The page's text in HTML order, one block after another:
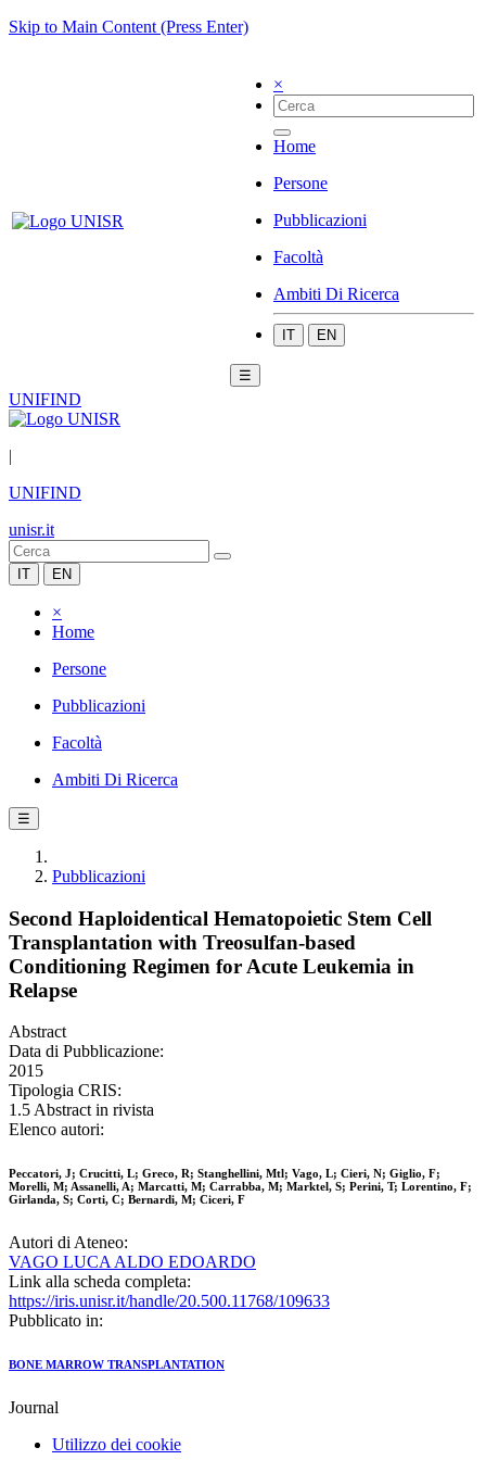
Skip to Main Content (Press Enter)
×
Home
Persone
Pubblicazioni
Facoltà
Ambiti Di Ricerca
IT EN
☰
UNIFIND
|
UNIFIND
unisr.it
IT EN
×
Home
Persone
Pubblicazioni
Facoltà
Ambiti Di Ricerca
☰
Pubblicazioni
Second Haploidentical Hematopoietic Stem Cell
Transplantation with Treosulfan-based
Conditioning Regimen for Acute Leukemia in
Relapse
Abstract
Data di Pubblicazione:
2015
Tipologia CRIS:
1.5 Abstract in rivista
Elenco autori:
Peccatori, J; Crucitti, L; Greco, R; Stanghellini, Mtl; Vago, L; Cieri, N; Giglio, F;
Morelli, M; Assanelli, A; Marcatti, M; Carrabba, M; Marktel, S; Perini, T; Lorentino, F;
Girlanda, S; Corti, C; Bernardi, M; Ciceri, F
Autori di Ateneo:
VAGO LUCA ALDO EDOARDO
Link alla scheda completa:
https://iris.unisr.it/handle/20.500.11768/109633
Pubblicato in:
BONE MARROW TRANSPLANTATION
Journal
Utilizzo dei cookie